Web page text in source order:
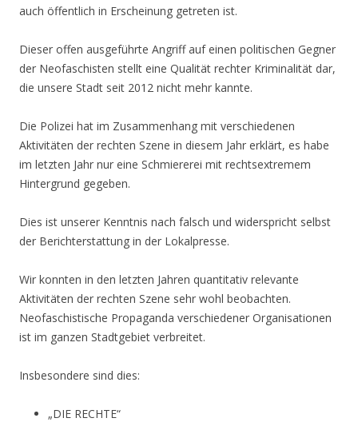
auch öffentlich in Erscheinung getreten ist.
Dieser offen ausgeführte Angriff auf einen politischen Gegner
der Neofaschisten stellt eine Qualität rechter Kriminalität dar,
die unsere Stadt seit 2012 nicht mehr kannte.
Die Polizei hat im Zusammenhang mit verschiedenen
Aktivitäten der rechten Szene in diesem Jahr erklärt, es habe
im letzten Jahr nur eine Schmiererei mit rechtsextremem
Hintergrund gegeben.
Dies ist unserer Kenntnis nach falsch und widerspricht selbst
der Berichterstattung in der Lokalpresse.
Wir konnten in den letzten Jahren quantitativ relevante
Aktivitäten der rechten Szene sehr wohl beobachten.
Neofaschistische Propaganda verschiedener Organisationen
ist im ganzen Stadtgebiet verbreitet.
Insbesondere sind dies:
„DIE RECHTE“